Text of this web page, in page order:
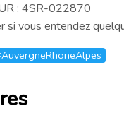
: 4SR-022870
si vous entendez